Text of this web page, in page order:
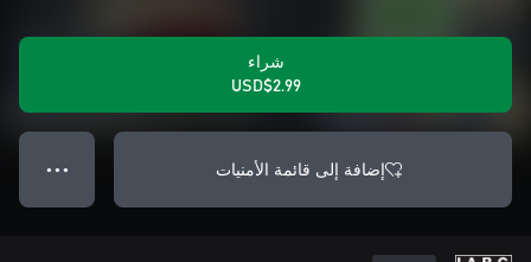
شراء
USD$2.99
إضافة إلى قائمة الأمنيات ● ● ●